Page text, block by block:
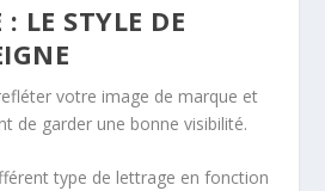
LE STYLE DE
votre image de marque et
de garder une bonne visibilité.
type de lettrage en fonction